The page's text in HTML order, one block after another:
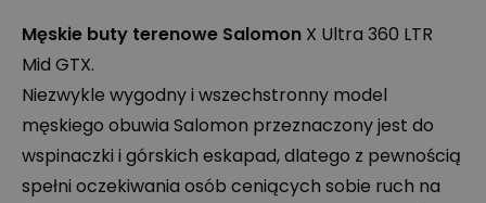
Męskie buty terenowe Salomon X Ultra 360 LTR
Mid GTX.
Niezwykle wygodny i wszechstronny model
męskiego obuwia Salomon przeznaczony jest do
wspinaczki i górskich eskapad, dlatego z pewnością
spełni oczekiwania osób ceniących sobie ruch na